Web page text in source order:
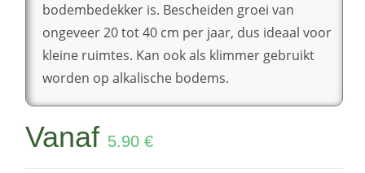
bodembedekker is. Bescheiden groei van
ongeveer 20 tot 40 cm per jaar, dus ideaal voor
kleine ruimtes. Kan ook als klimmer gebruikt
worden op alkalische bodems.
Vanaf 5.90 €